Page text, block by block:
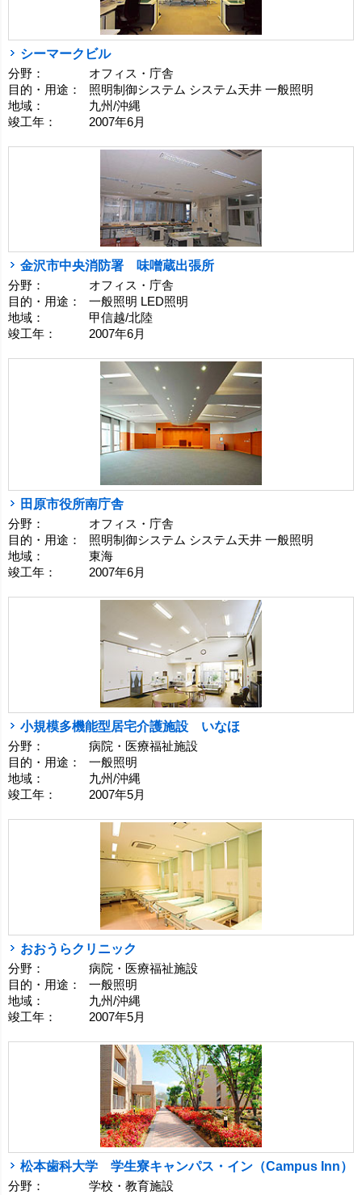
シーマークビル
分野：
オフィス・庁舎
目的・用途：
照明制御システム システム天井 一般照明
地域：
九州/沖縄
竣工年：
2007年6月
金沢市中央消防署 味噌蔵出張所
分野：
オフィス・庁舎
目的・用途：
一般照明 LED照明
地域：
甲信越/北陸
竣工年：
2007年6月
田原市役所南庁舎
分野：
オフィス・庁舎
目的・用途：
照明制御システム システム天井 一般照明
地域：
東海
竣工年：
2007年6月
小規模多機能型居宅介護施設 いなほ
分野：
病院・医療福祉施設
目的・用途：
一般照明
地域：
九州/沖縄
竣工年：
2007年5月
おおうらクリニック
分野：
病院・医療福祉施設
目的・用途：
一般照明
地域：
九州/沖縄
竣工年：
2007年5月
松本歯科大学 学生寮キャンパス・イン（Campus Inn）
分野：
学校・教育施設